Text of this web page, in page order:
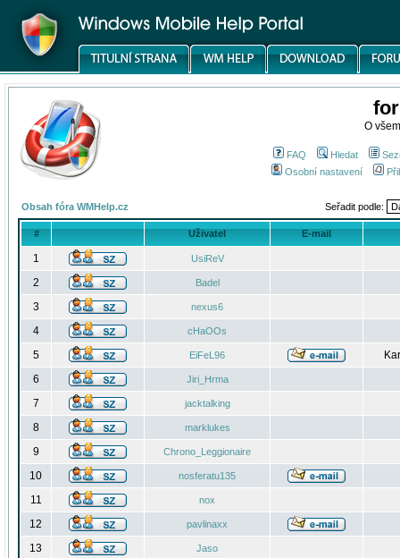
O
FAQ Hledat
Osobní nastavení
Obsah fóra WMHelp.cz Seřadit podle:
# Uživatel E-mail
1 UsiReV
2 Badel
3 nexus6
4 cHaOOs
5 EiFeL96
6
Jiri_Hrma
7 jacktalking
8 marklukes
9 Chrono_Leggionaire
10 nosferatu135
11 nox
12 pavlinaxx
13 Jaso